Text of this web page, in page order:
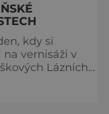
kdy si
vernisáži v
Lázních